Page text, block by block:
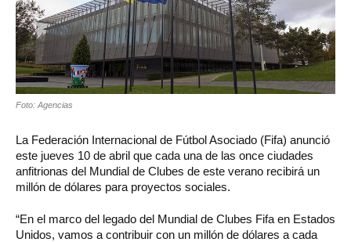
Foto: Agencias
La Federación Internacional de Fútbol Asociado (Fifa) anunció
este jueves 10 de abril que cada una de las once ciudades
anfitrionas del Mundial de Clubes de este verano recibirá un
millón de dólares para proyectos sociales.
“En el marco del legado del Mundial de Clubes Fifa en Estados
Unidos, vamos a contribuir con un millón de dólares a cada